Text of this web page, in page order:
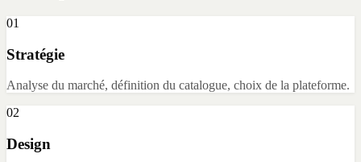
01
Stratégie
Analyse du marché, définition du catalogue, choix de la plateforme.
02
Design